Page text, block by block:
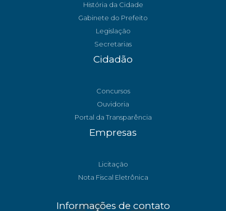
História da Cidade
Gabinete do Prefeito
Legislação
Secretarias
Cidadão
Concursos
Ouvidoria
Portal da Transparência
Empresas
Licitação
Nota Fiscal Eletrônica
Informações de contato